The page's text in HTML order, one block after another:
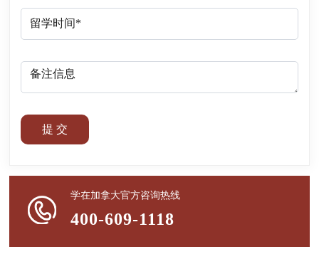
提 交
学在加拿大官方咨询热线
400-609-1118